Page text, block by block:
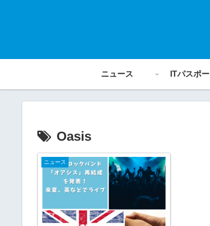
ニュース ITパスポ
Oasis
ニュース